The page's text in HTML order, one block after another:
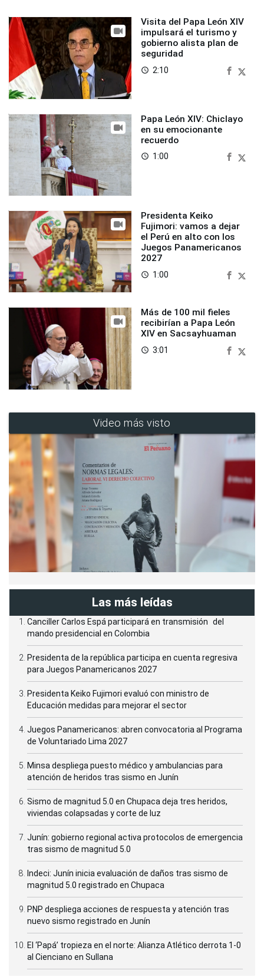
Visita del Papa León XIV
impulsará el turismo y
gobierno alista plan de
seguridad
access_time 2:10
Papa León XIV: Chiclayo
en su emocionante
recuerdo
access_time 1:00
Presidenta Keiko
Fujimori: vamos a dejar
el Perú en alto con los
Juegos Panamericanos
2027
access_time 1:00
Más de 100 mil fieles
recibirían a Papa León
XIV en Sacsayhuaman
access_time 3:01
Video más visto
Las más leídas
Canciller Carlos Espá participará en transmisión del
mando presidencial en Colombia
Presidenta de la república participa en cuenta regresiva
para Juegos Panamericanos 2027
Presidenta Keiko Fujimori evaluó con ministro de
Educación medidas para mejorar el sector
Juegos Panamericanos: abren convocatoria al Programa
de Voluntariado Lima 2027
Minsa despliega puesto médico y ambulancias para
atención de heridos tras sismo en Junín
Sismo de magnitud 5.0 en Chupaca deja tres heridos,
viviendas colapsadas y corte de luz
Junín: gobierno regional activa protocolos de emergencia
tras sismo de magnitud 5.0
Indeci: Junín inicia evaluación de daños tras sismo de
magnitud 5.0 registrado en Chupaca
PNP despliega acciones de respuesta y atención tras
nuevo sismo registrado en Junín
El ‘Papá’ tropieza en el norte: Alianza Atlético derrota 1-0
al Cienciano en Sullana